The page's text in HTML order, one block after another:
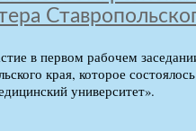
в первом рабочем
края, которое
университет».